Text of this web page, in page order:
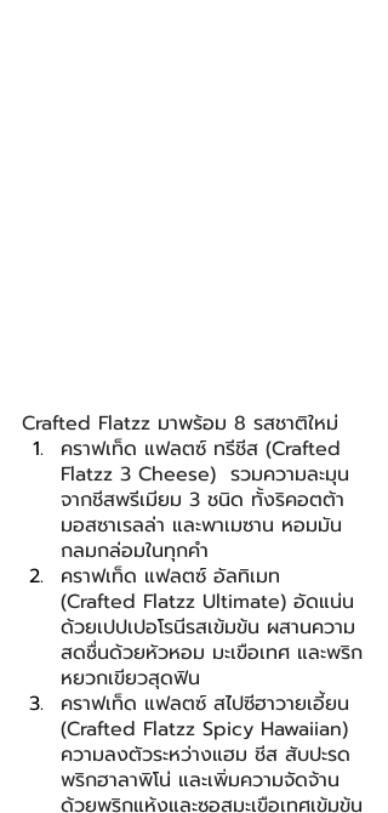
Crafted Flatzz มาพร้อม 8 รสชาติใหม่
คราฟเท็ด แฟลตซ์ ทรีชีส (Crafted
Flatzz 3 Cheese)  รวมความละมุน
จากชีสพรีเมียม 3 ชนิด ทั้งริคอตต้า
มอสซาเรลล่า และพาเมซาน หอมมัน
กลมกล่อมในทุกคำ
คราฟเท็ด แฟลตซ์ อัลทิเมท
(Crafted Flatzz Ultimate) อัดแน่น
ด้วยเปปเปอโรนีรสเข้มข้น ผสานความ
สดชื่นด้วยหัวหอม มะเขือเทศ และพริก
หยวกเขียวสุดฟิน
คราฟเท็ด แฟลตซ์ สไปซีฮาวายเอี้ยน
(Crafted Flatzz Spicy Hawaiian)
ความลงตัวระหว่างแฮม ชีส สับปะรด
พริกฮาลาพิโน่ และเพิ่มความจัดจ้าน
ด้วยพริกแห้งและซอสมะเขือเทศเข้มข้น